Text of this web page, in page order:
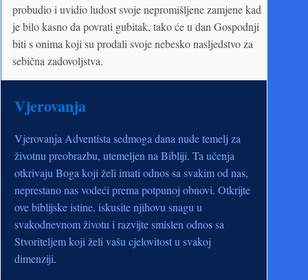
probudio i uvidio ludost svoje nepromišljene zamjene kad
je bilo kasno da povrati gubitak, tako će u dan Gospodnji
biti s onima koji su prodali svoje nebesko nasljedstvo za
sebična zadovoljstva.
Vjerovanja
Vjerovanja Adventista sedmoga dana nude temelj za
životnu preobrazbu, utemeljen na Bibliji. Ta učenja
otkrivaju Boga koji želi imati odnos sa svakim od nas,
neprestano nas vodeći prema potpunoj obnovi. Otkrijte
ove biblijske istine, iskusite njihovu snagu u
svakodnevnom životu i razvijte smislen odnos sa
Stvoriteljem koji želi vašu cjelovitost u svakoj
dimenziji.